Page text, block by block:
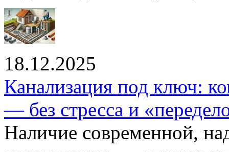
18.12.2025
Канализация под ключ:
— без стресса и
Наличие современной,